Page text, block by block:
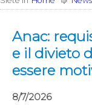
Anac:
e il divieto
essere
8/7/2026